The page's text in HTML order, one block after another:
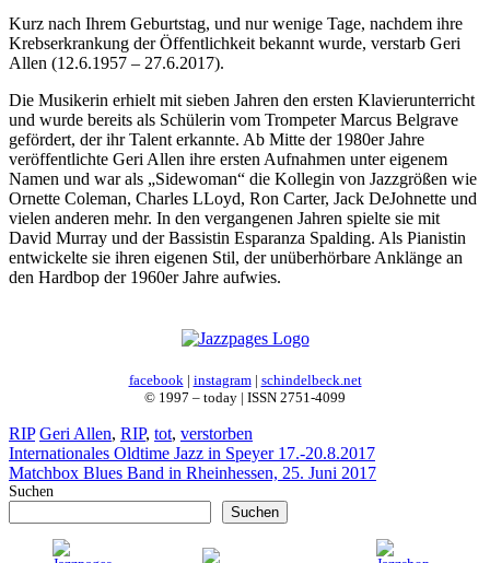
Kurz nach Ihrem Geburtstag, und nur wenige Tage, nachdem ihre
Krebserkrankung der Öffentlichkeit bekannt wurde, verstarb Geri
Allen (12.6.1957 – 27.6.2017).
Die Musikerin erhielt mit sieben Jahren den ersten Klavierunterricht
und wurde bereits als Schülerin vom Trompeter Marcus Belgrave
gefördert, der ihr Talent erkannte. Ab Mitte der 1980er Jahre
veröffentlichte Geri Allen ihre ersten Aufnahmen unter eigenem
Namen und war als „Sidewoman“ die Kollegin von Jazzgrößen wie
Ornette Coleman, Charles LLoyd, Ron Carter, Jack DeJohnette und
vielen anderen mehr. In den vergangenen Jahren spielte sie mit
David Murray und der Bassistin Esparanza Spalding. Als Pianistin
entwickelte sie ihren eigenen Stil, der unüberhörbare Anklänge an
den Hardbop der 1960er Jahre aufwies.
facebook | instagram| schindelbeck.net
© 1997 – today | ISSN 2751-4099
Kategorien
RIP Schlagwörter
Geri Allen, RIP, tot, verstorben
Internationales Oldtime Jazz in Speyer 17.-20.8.2017
Matchbox Blues Band in Rheinhessen, 25. Juni 2017
Suchen
Suchen